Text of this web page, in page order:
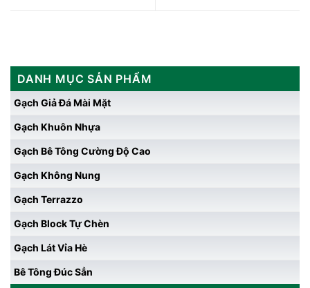
DANH MỤC SẢN PHẨM
Gạch Giả Đá Mài Mặt
Gạch Khuôn Nhựa
Gạch Bê Tông Cường Độ Cao
Gạch Không Nung
Gạch Terrazzo
Gạch Block Tự Chèn
Gạch Lát Vỉa Hè
Bê Tông Đúc Sẳn